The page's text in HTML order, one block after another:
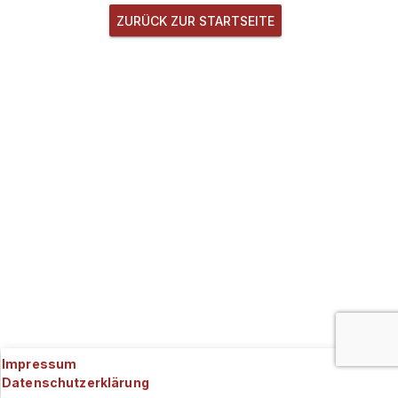
ZURÜCK ZUR STARTSEITE
Impressum
Datenschutzerklärung